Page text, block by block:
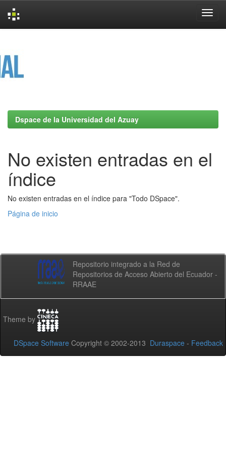
Dspace de la Universidad del Azuay
No existen entradas en el
índice
No existen entradas en el índice para "Todo DSpace".
Página de inicio
Repositorio integrado a la Red de
Repositorios de Acceso Abierto del Ecuador -
RRAAE
Theme by
DSpace Software Copyright © 2002-2013 Duraspace - Feedback